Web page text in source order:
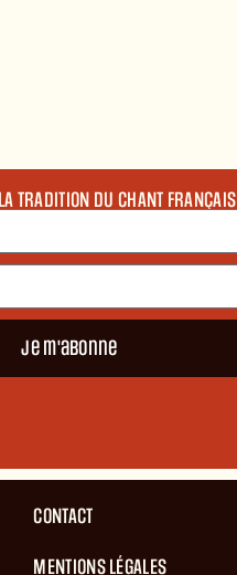
TRADITION DU CHANT FRANÇAIS
Je m'abonne
CONTACT
MENTIONS LÉGALES